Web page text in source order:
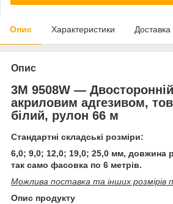
Опис Характеристики Доставка
Опис
3M 9508W ―
акриловим адгезивом,
білий, рулон 66 м
Стандартні складські розміри:
6,0; 9,0; 12,0; 19,0; 25,0 мм, довжина
так само фасовка по 6 метрів.
Можлива поставка та інших розмірів
Опис продукту